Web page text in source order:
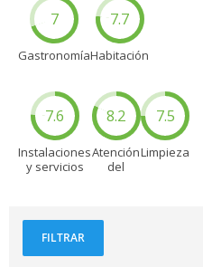
7
Gastronomía
7.7
Habitación
7.6
Instalaciones
y servicios
8.2
Atención
del
7.5
Limpieza
FILTRAR